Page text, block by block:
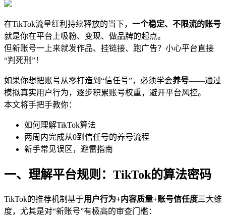
在TikTok流量红利持续释放的当下， 一个稳定、不限流的账号
就是你在平台上吸粉、变现、做品牌的起点。
但新账号一上来就发作品、挂链接、跑广告？小心平台直接
“判死刑”！
如果你想把账号从零打造到“信任号”，必须学会养号——通过
模拟真实用户行为，逐步积累账号权重，避开平台风控。
本文将手把手教你：
如何理解TikTok算法
两周内完成从0到信任号的养号流程
新手常见误区，避雷指南
一、理解平台规则：TikTok的算法密码
TikTok的推荐机制基于用户行为+内容质量+账号信任度三大维
度，尤其是对“新账号”有极高的审查门槛：